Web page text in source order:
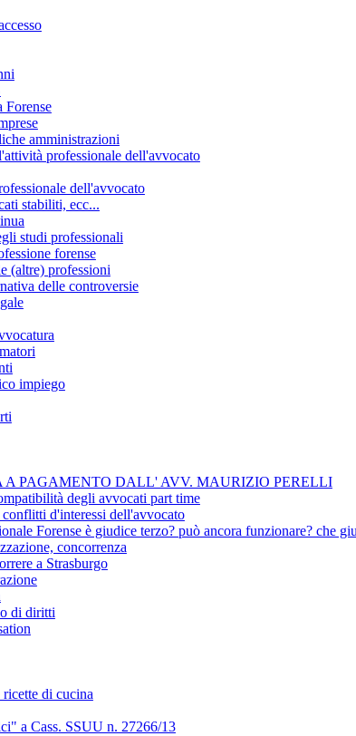
Forense
amministrazioni
professionale dell'avvocato
dell'avvocato
stabiliti, ecc...
studi professionali
forense
(altre) professioni
delle controversie
impiego
A PAGAMENTO DALL' AVV. MAURIZIO PERELLI
degli avvocati part time
d'interessi dell'avvocato
Forense è giudice terzo? può ancora funzionare? che
concorrenza
a Strasburgo
di diritti
ricette di cucina
a Cass. SSUU n. 27266/13